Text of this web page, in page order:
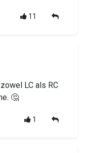
11
LC als RC
🤔
1